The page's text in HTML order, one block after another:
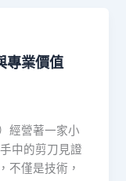
專業價值
經營著一家小
中的剪刀見證
不僅是技術，